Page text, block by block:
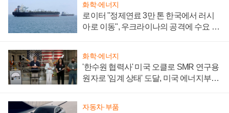
화학·에너지
로이터 "정제연료 3만 톤 한국에서 러시
아로 이동", 우크라이나의 공격에 수요 늘
화학·에너지
'한수원 협력사' 미국 오클로 SMR 연구용
원자로 '임계 상태' 도달, 미국 에너지부
자동차·부품